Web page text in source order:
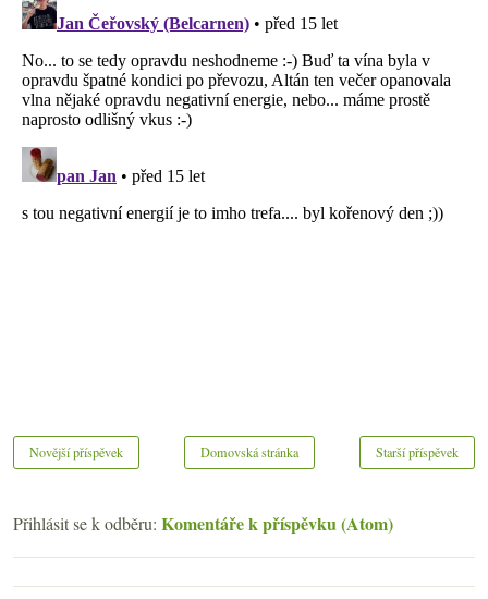
Novější příspěvek Starší příspěvek
Domovská stránka
Přihlásit se k odběru: Komentáře k příspěvku (Atom)